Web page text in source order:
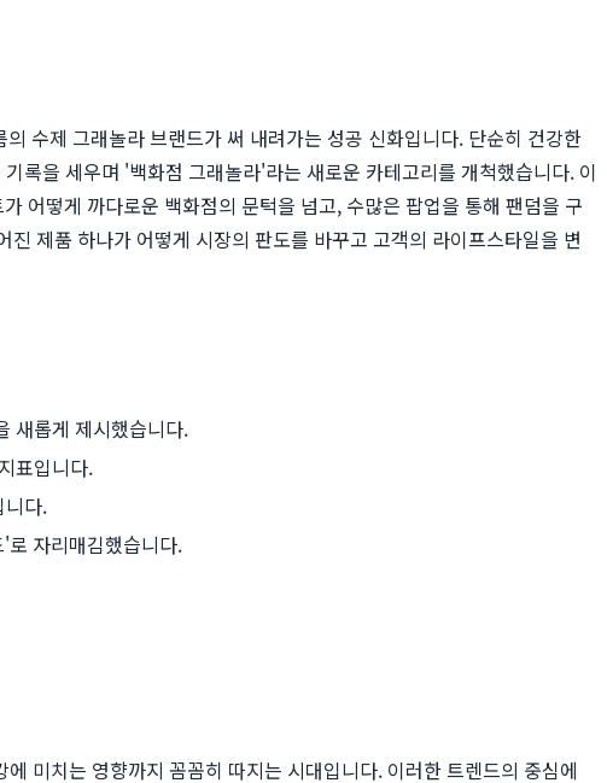
수제 그래놀라 브랜드가 써 내려가는 성공 신화입니다. 단순히 건강한
록을 세우며 '백화점 그래놀라'라는 새로운 카테고리를 개척했습니다. 이
어떻게 까다로운 백화점의 문턱을 넘고, 수많은 팝업을 통해 팬덤을 구
제품 하나가 어떻게 시장의 판도를 바꾸고 고객의 라이프스타일을 변
새롭게 제시했습니다.
표입니다.
니다.
로 자리매김했습니다.
미치는 영향까지 꼼꼼히 따지는 시대입니다. 이러한 트렌드의 중심에